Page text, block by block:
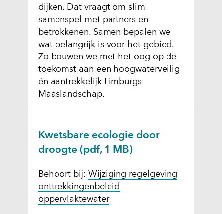
dijken. Dat vraagt om slim
samenspel met partners en
betrokkenen. Samen bepalen we
wat belangrijk is voor het gebied.
Zo bouwen we met het oog op de
toekomst aan een hoogwaterveilig
én aantrekkelijk Limburgs
Maaslandschap.
Kwetsbare ecologie door
droogte(pdf, 1 MB)
Behoort bij: Wijziging regelgeving
onttrekkingenbeleid
oppervlaktewater